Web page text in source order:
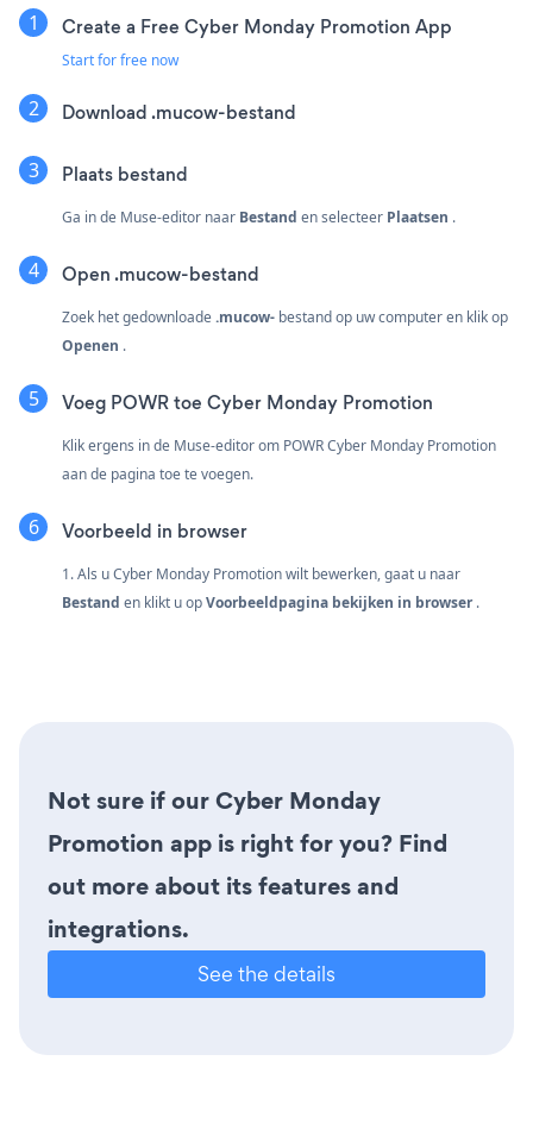
Create a Free Cyber Monday Promotion App
Start for free now
Download .mucow-bestand
Plaats bestand
Ga in de Muse-editor naar Bestand en selecteer Plaatsen .
Open .mucow-bestand
Zoek het gedownloade.mucow- bestand op uw computer en klik op
Openen .
Voeg POWR toe Cyber Monday Promotion
Klik ergens in de Muse-editor om POWR Cyber Monday Promotion
aan de pagina toe te voegen.
Voorbeeld in browser
1. Als u Cyber Monday Promotion wilt bewerken, gaat u naar
Bestand en klikt u opVoorbeeldpagina bekijken in browser.
Not sure if our Cyber Monday
Promotion app is right for you? Find
out more about its features and
integrations.
See the details